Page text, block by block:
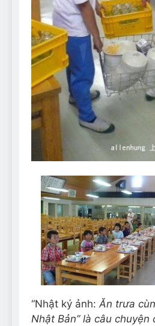
“Nhật ký ảnh: Ăn trưa
Nhật Bản” là câu chuyện